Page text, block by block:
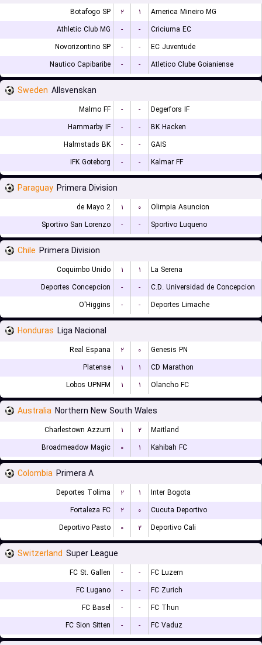
Botafogo SP ۲ ۱
America Mineiro MG
Athletic Club MG
- -
Criciuma EC
Novorizontino SP
- -
EC Juventude
Nautico Capibaribe
- - Atletico Clube Goianiense
Sweden Allsvenskan
Malmo FF - -
Degerfors IF
Hammarby IF
- -
BK Hacken
Halmstads BK
- -
GAIS
IFK Goteborg
- - Kalmar FF
Paraguay Primera Division
2 de Mayo ۱ ۰
Olimpia Asuncion
Sportivo San Lorenzo
- - Sportivo Luqueno
Chile Primera Division
Coquimbo Unido ۱ ۱
La Serena
Deportes Concepcion
- -
C.D. Universidad de Concepcion
O'Higgins
- - Deportes Limache
Honduras Liga Nacional
Real Espana ۲ ۰
Genesis PN
Platense
۱ ۱
CD Marathon
Lobos UPNFM
۱ ۱ Olancho FC
Australia Northern New South Wales
Charlestown Azzurri ۱ ۲
Maitland
Broadmeadow Magic
۰ ۱ Kahibah FC
Colombia Primera A
Deportes Tolima ۲ ۱
Inter Bogota
Fortaleza FC
۲ ۰
Cucuta Deportivo
Deportivo Pasto
۰ ۲ Deportivo Cali
Switzerland Super League
FC St. Gallen - -
FC Luzern
FC Lugano
- -
FC Zurich
FC Basel
- -
FC Thun
FC Sion Sitten
- - FC Vaduz